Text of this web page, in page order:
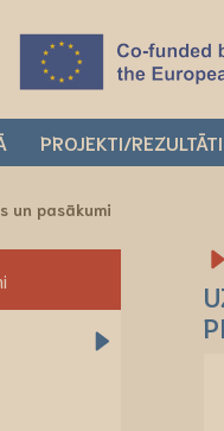
PROJEKTI/REZULTĀTI
un pasākumi